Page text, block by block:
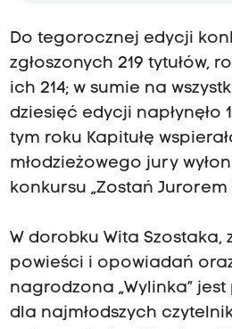
Do tegorocznej edycji
zgłoszonych 219 tytułów,
ich 214; w sumie na
dziesięć edycji napłynęło
tym roku Kapitułę
młodzieżowego jury
konkursu „Zostań Jurorem
W dorobku Wita Szostaka,
powieści i opowiadań
nagrodzona „Wylinka”
dla najmłodszych